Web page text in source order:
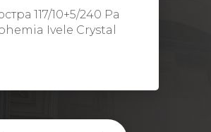
117/10+5/240 Pa
Ivele Crystal